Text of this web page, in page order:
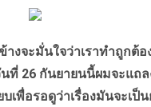
ะมั่นใจว่าเราทำถูกต้อ
ที่ 26 กันยายนนี้ผมจะแถ
เพื่อรอดูว่าเรื่องมันจะเ